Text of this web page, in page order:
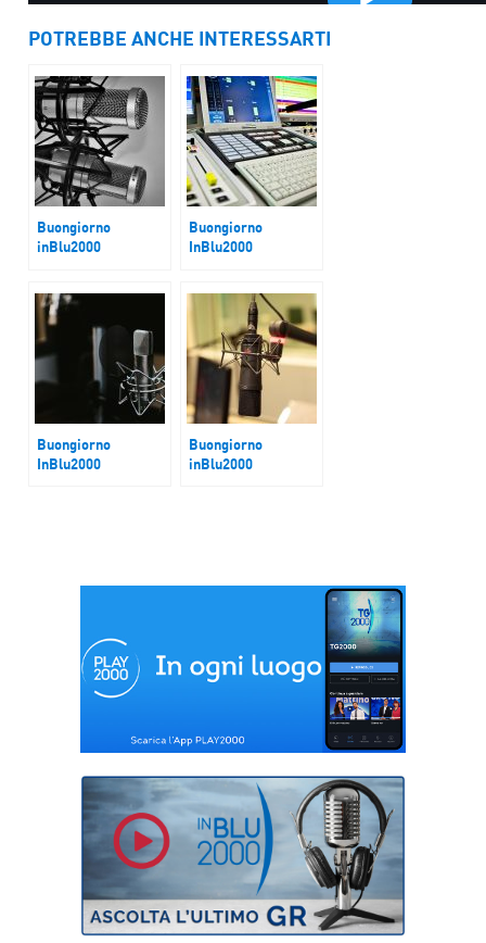
POTREBBE ANCHE INTERESSARTI
Buongiorno
inBlu2000
Buongiorno
InBlu2000
Buongiorno
InBlu2000
Buongiorno
inBlu2000